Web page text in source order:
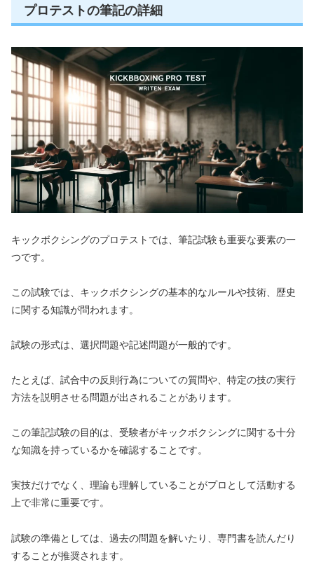
プロテストの筆記の詳細
キックボクシングのプロテストでは、筆記試験も重要な要素の一
つです。
この試験では、キックボクシングの基本的なルールや技術、歴史
に関する知識が問われます。
試験の形式は、選択問題や記述問題が一般的です。
たとえば、試合中の反則行為についての質問や、特定の技の実行
方法を説明させる問題が出されることがあります。
この筆記試験の目的は、受験者がキックボクシングに関する十分
な知識を持っているかを確認することです。
実技だけでなく、理論も理解していることがプロとして活動する
上で非常に重要です。
試験の準備としては、過去の問題を解いたり、専門書を読んだり
することが推奨されます。